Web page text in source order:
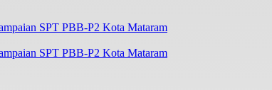
SPT PBB-P2 Kota Mataram